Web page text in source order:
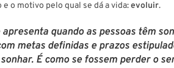
o motivo pelo qual se dá a vida:evoluir.
apresenta quando as pessoas têm
metas definidas e prazos
É como se fossem perder o